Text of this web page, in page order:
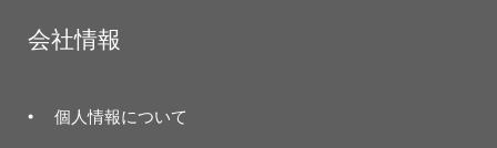
会社情報
個人情報について